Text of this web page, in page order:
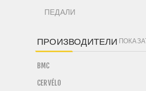
ПЕДАЛИ
ПРОИЗВОДИТЕЛИ
BMC
CERVÉLO